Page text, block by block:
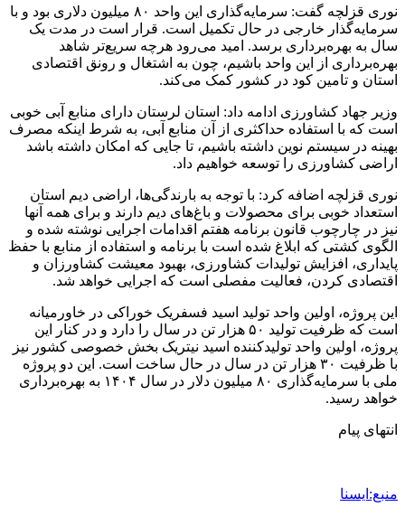
نوری قزلچه گفت: سرمایه‌گذاری این واحد ۸۰ میلیون‌ دلاری بود و با
سرمایه‌گذار خارجی در حال تکمیل است. قرار است در مدت یک
سال به بهره‌برداری برسد. امید می‌رود هرچه سریع‌تر شاهد
بهره‌برداری از این واحد باشیم، چون به اشتغال و رونق اقتصادی
استان و تامین کود در کشور کمک می‌کند.
وزیر جهاد کشاورزی ادامه داد: استان لرستان دارای منابع آبی خوبی
است که با استفاده حداکثری از آن منابع آبی، به شرط اینکه مصرف
بهینه در سیستم نوین داشته باشیم، تا جایی‌ که امکان داشته باشد
اراضی کشاورزی را توسعه خواهیم داد.
نوری قزلچه اضافه کرد: با توجه به بارندگی‌ها، اراضی دیم استان
استعداد خوبی برای محصولات و باغ‌های دیم دارند و برای همه آنها
نیز در چارچوب قانون برنامه هفتم اقدامات اجرایی نوشته شده و
الگوی کشتی که ابلاغ شده است با برنامه و استفاده از منابع با حفظ
پایداری، افزایش تولیدات کشاورزی، بهبود معیشت کشاورزان و
اقتصادی کردن، فعالیت مفصلی است که اجرایی خواهد شد.
این پروژه، اولین واحد تولید اسید فسفریک خوراکی در خاورمیانه
است که ظرفیت تولید ۵۰ هزار تن در سال را دارد و در کنار این
پروژه، اولین واحد تولیدکننده اسید نیتریک بخش خصوصی کشور نیز
با ظرفیت ۳۰ هزار تن در سال در حال ساخت است. این دو پروژه
ملی با سرمایه‌گذاری ۸۰ میلیون دلار در سال ۱۴۰۴ به بهره‌برداری
خواهد رسید.
انتهای پیام
منبع:ایسنا